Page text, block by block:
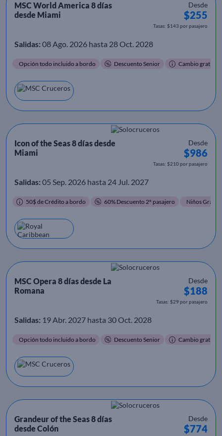
MSC World America 8 días
desde Miami
Desde
$255
Tasas: $143 por pasajero
Salidas: 08 Ago. 2026 hasta 28 Oct. 2028
Opción todo incluido a bordo Descuento Senior Cambio gratis
Icon of the Seas 8 días desde
Miami
Desde
$986
Tasas: $210 por pasajero
Salidas: 05 Sep. 2026 hasta 24 Jul. 2027
50$ de Crédito a bordo 60% Descuento 2º pasajero Niños Gratis
MSC Opera 8 días desde La
Romana
Desde
$188
Tasas: $29 por pasajero
Salidas: 19 Abr. 2027 hasta 30 Oct. 2028
Opción todo incluido a bordo Descuento Senior Cambio gratis
Grandeur of the Seas 8 días
desde Colón
Desde
$774